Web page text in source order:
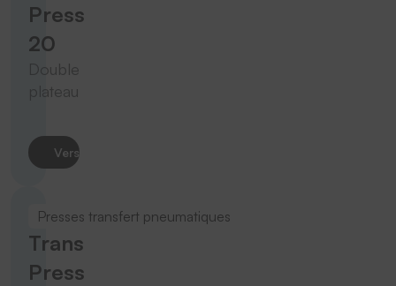
Press
20
Double
plateau
Vers le produit
Presses transfert pneumatiques
Trans
Press